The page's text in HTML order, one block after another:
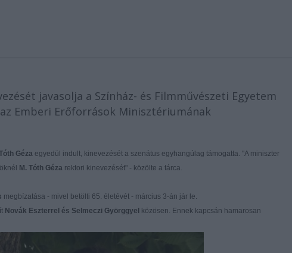
javasolja a Színház- és Filmművészeti Egyetem
Emberi Erőforrások Minisztériumának
Géza egyedül indult, kinevezését a szenátus egyhangúlag támogatta. "A miniszter
M. Tóth Géza rektori kinevezését" - közölte a tárca.
megbízatása - mivel betölti 65. életévét - március 3-án jár le.
Novák Eszterrel és Selmeczi Györggyel
közösen. Ennek kapcsán hamarosan